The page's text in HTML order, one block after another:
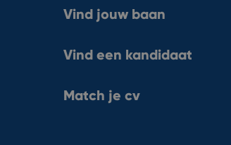
Vind jouw baan
Vind een kandidaat
Match je cv